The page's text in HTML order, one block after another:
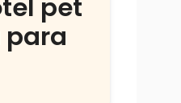
pet
para